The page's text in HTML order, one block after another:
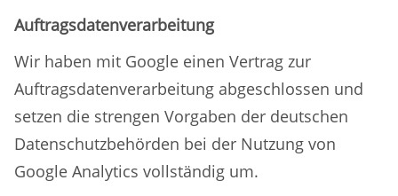
Auftragsdatenverarbeitung
Wir haben mit Google einen Vertrag zur
Auftragsdatenverarbeitung abgeschlossen und
setzen die strengen Vorgaben der deutschen
Datenschutzbehörden bei der Nutzung von
Google Analytics vollständig um.